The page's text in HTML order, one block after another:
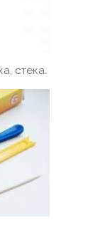
стека.